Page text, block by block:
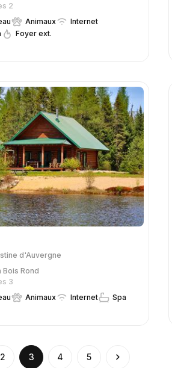
2
Animaux
Internet
Foyer ext.
d'Auvergne
Bois Rond
3
Animaux Internet
Spa
2 3
(current) 4 5